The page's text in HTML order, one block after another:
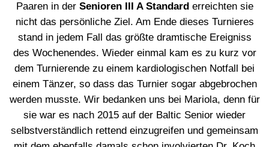
Paaren in der Senioren III A Standarderreichten sie
nicht das persönliche Ziel. Am Ende dieses Turnieres
stand in jedem Fall das größte dramtische Ereigniss
des Wochenendes. Wieder einmal kam es zu kurz vor
dem Turnierende zu einem kardiologischen Notfall bei
einem Tänzer, so dass das Turnier sogar abgebrochen
werden musste. Wir bedanken uns bei Mariola, denn für
sie war es nach 2015 auf der Baltic Senior wieder
selbstverständlich rettend einzugreifen und gemeinsam